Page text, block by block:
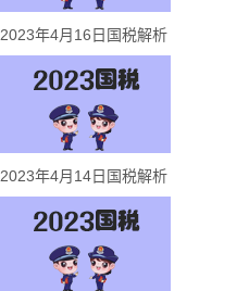
2023年4月16日国税解析
2023年4月14日国税解析